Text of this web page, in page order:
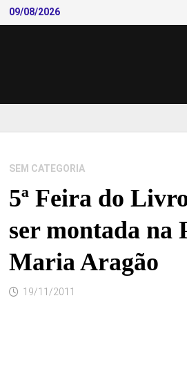
Skip
to
09/08/2026
SEM CATEGORIA
5ª Feira do
ser montada na
Maria Aragão
19/11/2011